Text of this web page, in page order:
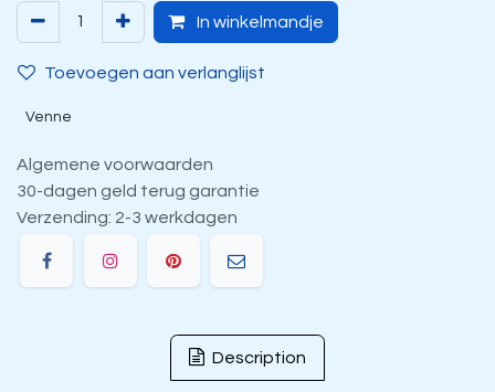
In winkelmandje
Toevoegen aan verlanglijst
Venne
Algemene voorwaarden
30-dagen geld terug garantie
Verzending: 2-3 werkdagen
Description